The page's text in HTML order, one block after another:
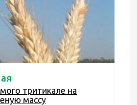
тритикале на
массу